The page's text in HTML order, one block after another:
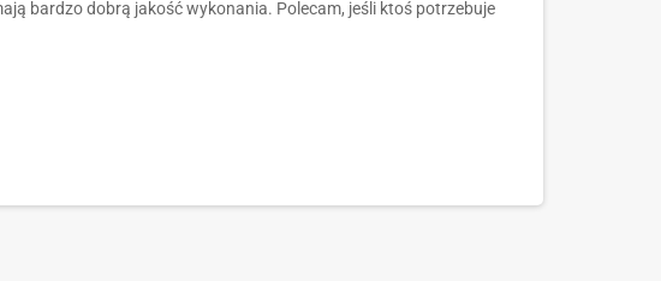
bardzo dobrą jakość wykonania. Polecam, jeśli ktoś potrzebuje